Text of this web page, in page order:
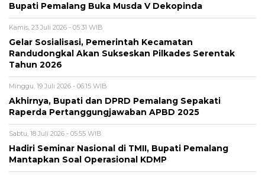
Bupati Pemalang Buka Musda V Dekopinda
Kamis, 23 Juli 2026 - 05:31 WIB
Gelar Sosialisasi, Pemerintah Kecamatan
Randudongkal Akan Sukseskan Pilkades Serentak
Tahun 2026
Minggu, 19 Juli 2026 - 06:15 WIB
Akhirnya, Bupati dan DPRD Pemalang Sepakati
Raperda Pertanggungjawaban APBD 2025
Sabtu, 18 Juli 2026 - 05:55 WIB
Hadiri Seminar Nasional di TMII, Bupati Pemalang
Mantapkan Soal Operasional KDMP